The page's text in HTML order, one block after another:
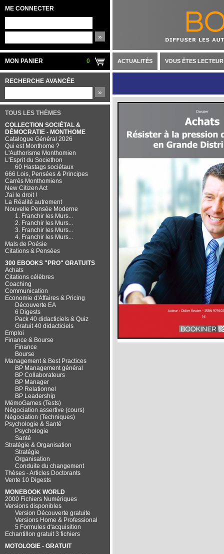
ME CONNECTER
»
MON PANIER 0
RECHERCHE AVANCÉE
»
TOUS LES THÈMES
COLLECTION SOCIÉTAL &
DÉMOCRATIE - MONTHOME
Catalogue Général 2026
Qui est Monthome ?
L'Authorisme Monthomien
L'Esprit du Societhon
60 Hastags sociétaux
666 Lois, Pensées & Principes
Carrés Monthomiens
New Citizen Act
J'ai le droit !
La Réalité autrement
Nouvelle Pensée Moderne
1. Franchir les Murs...
2. Franchir les Murs...
3. Franchir les Murs...
4. Franchir les Murs...
Mals de Poésie
Citations & Pensées
300 EBOOKS "PRO" GRATUITS
Achats
Citations célèbres
Coaching
Communication
Economie d'Affaires & Pricing
Découverte EA
6 Digests
Pack 40 didacticiels & Quiz
Gratuit 40 didacticiels
Emploi
Finance & Bourse
Finance
Bourse
Management & Best Practices
BP Management général
BP Collaborateurs
BP Manager
BP Relationnel
BP Leadership
MémoGames (Tests)
Négociation assertive (cours)
Négociation (Techniques)
Psychologie & Santé
Psychologie
Santé
Stratégie & Organisation
Stratégie
Organisation
Conduite du changement
Thèses - Articles Doctorants
Vente 10 Digests
MONEBOOK WORLD
2000 Fichiers Numériques
Versions disponibles
Version Découverte gratuite
Versions Home & Professional
5 Formules d'acquisition
Echantillon gratuit 3 fichiers
MOTOLOGIE - GRATUIT
ACTUALITÉS VOUS ÊTES LECTEUR